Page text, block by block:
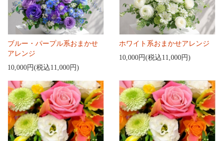
ブルー・パープル系おまかせ
アレンジ
10,000円(税込11,000円)
ホワイト系おまかせアレンジ
10,000円(税込11,000円)